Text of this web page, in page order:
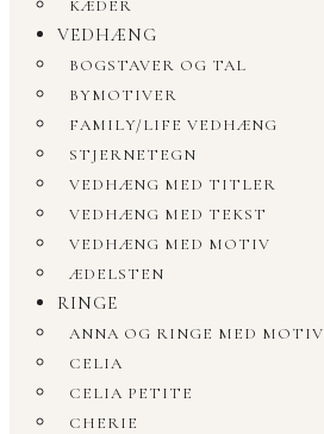
KÆDER
VEDHÆNG
BOGSTAVER OG TAL
BYMOTIVER
FAMILY/LIFE VEDHÆNG
STJERNETEGN
VEDHÆNG MED TITLER
VEDHÆNG MED TEKST
VEDHÆNG MED MOTIV
ÆDELSTEN
RINGE
ANNA OG RINGE MED MOTIV
CELIA
CELIA PETITE
CHERIE